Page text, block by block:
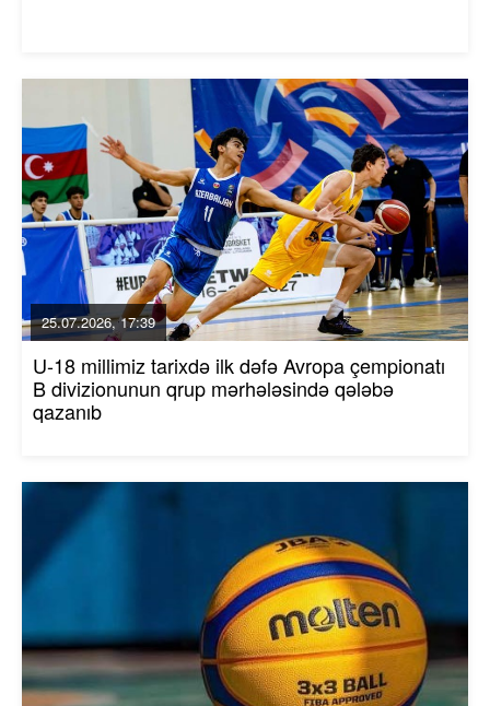
25.07.2026, 17:39
U-18 millimiz tarixdə ilk dəfə Avropa çempionatı
B divizionunun qrup mərhələsində qələbə
qazanıb